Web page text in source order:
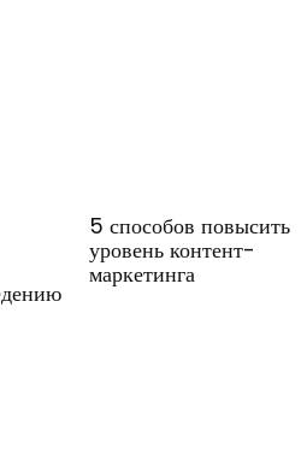
5 способов повысить
уровень контент-
маркетинга